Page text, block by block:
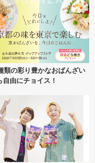
類の彩り豊かなおばんざい
自由にチョイス！